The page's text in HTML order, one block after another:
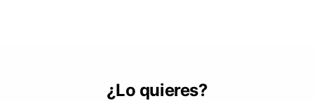
¿Lo quieres?